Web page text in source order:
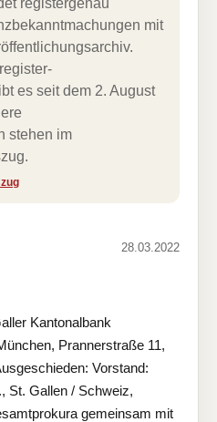
registergenau
mit
es seit dem 2. August
stehen im
28.03.2022
Kantonalbank
Prannerstraße 11,
Vorstand:
St. Gallen / Schweiz,
gemeinsam mit